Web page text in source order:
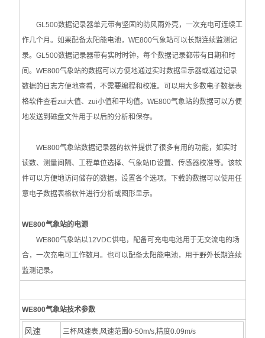
环氧乙烷检测仪
磷化氢检测仪
一氧化碳检测仪
酒精检测仪
氨气检测仪
氢气检测仪
GL500数据记录器单元带有坚固的防风雨外壳，一次充电可连续工
作几个月。如果配备太阳能电池，WE800气象站可以长期连续监测记
录。GL500数据记录器带有实时时钟，每个数据记录都带有日期和时
间。WE800气象站的数据可以方便地通过实时数据显示器或通过记录
数据的日志方便地查看，不需要编程和校准。可以用大多数电子数据表
格软件查看zui大值、zui小值和平均值。WE800气象站的数据可以方便
地发送到磁盘文件用于以后的分析和保存。
WE800气象站数据记录器的软件提供了很多有用的功能，如实时
读数、测量间隔、工程单位选择、气象站ID设置、传感器校准等。该软
件可以方便地访问储存的数据，设置各个选项。下载的数据可以使用任
意电子数据表格软件进行分析或图形显示。
WE800气象站的电源
WE800气象站以12VDC供电，配备可充电电池用于无交流电的场
合，一次充电可工作数月。也可以配备太阳能电池，用于野外长期连续
监测记录。
WE800气象站技术参数
风速 三杯风速表,风速范围0-50m/s,精度0.09m/s